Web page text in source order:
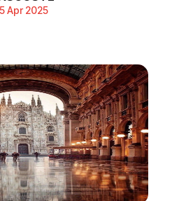
Apr 2025